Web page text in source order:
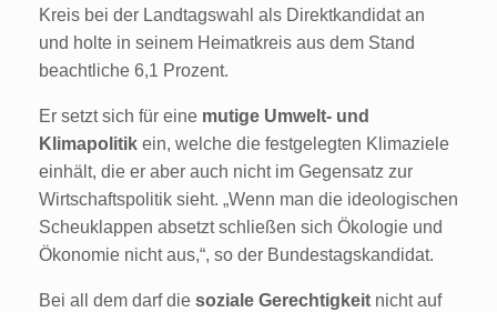
Kreis bei der Landtagswahl als Direktkandidat an
und holte in seinem Heimatkreis aus dem Stand
beachtliche 6,1 Prozent.
Er setzt sich für eine mutige Umwelt- und
Klimapolitik ein, welche die festgelegten Klimaziele
einhält, die er aber auch nicht im Gegensatz zur
Wirtschaftspolitik sieht. „Wenn man die ideologischen
Scheuklappen absetzt schließen sich Ökologie und
Ökonomie nicht aus,“, so der Bundestagskandidat.
Bei all dem darf die soziale Gerechtigkeit nicht auf